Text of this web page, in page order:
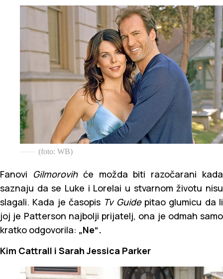
(foto: WB)
Fanovi Gilmorovihće možda biti razočarani kada
saznaju da se Luke i Lorelai u stvarnom životu nisu
slagali. Kada je časopis Tv Guidepitao glumicu da li
joj je Patterson najbolji prijatelj, ona je odmah samo
kratko odgovorila: „Ne“.
Kim Cattrall i Sarah Jessica Parker